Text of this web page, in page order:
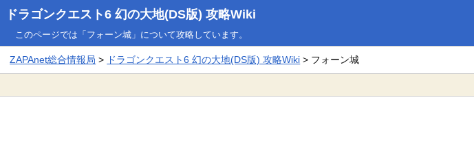
ドラゴンクエスト6 幻の大地(DS版) 攻略Wiki
このページでは「フォーン城」について攻略しています。
ZAPAnet総合情報局 > ドラゴンクエスト6 幻の大地(DS版) 攻略Wiki > フォーン城